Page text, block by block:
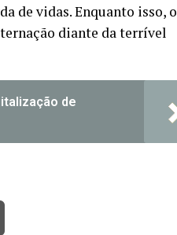
de vidas. Enquanto isso, o
diante da terrível
de